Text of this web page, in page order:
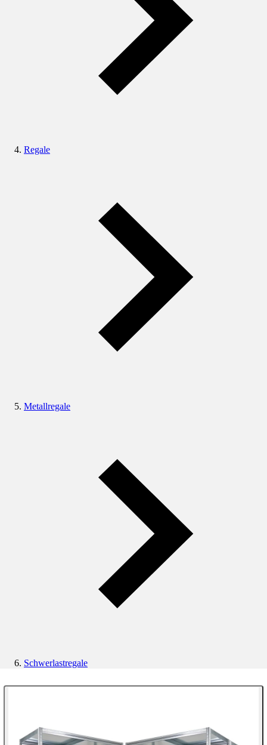
Regale
Metallregale
Schwerlastregale